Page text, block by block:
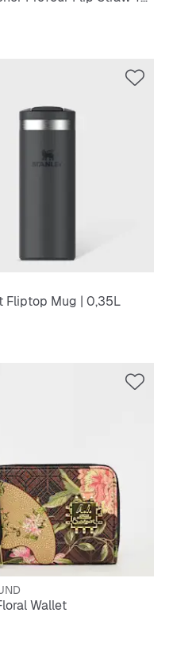
Fliptop Mug | 0,35L
Wallet